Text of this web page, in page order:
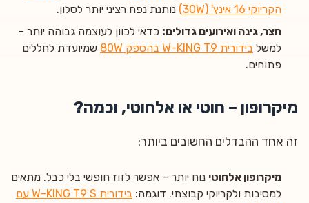
הקריוקי 16 אינץ' (30W)
נותנת נפח רציני יותר לסלון.
חצר, גינה ואירועים גדולים: כדאי לכוון לעוצמה גבוהה יותר –
למשל בידורית W-KING T9 בהספק 80W
שמיועדת לחללים
פתוחים.
מיקרופון – חוטי או אלחוטי, וכמה?
זה אחד ההבדלים החשובים ביותר:
מיקרופון אלחוטי נוח יותר – אפשר לזוז חופשי בלי כבל. מתאים
למסיבות ולקריוקי קבוצתי. דוגמה:
בידורית W-KING T9 S עם